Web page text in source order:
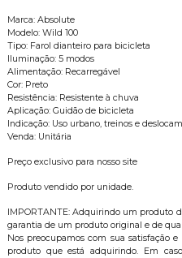
Marca: Absolute
Modelo: Wild 100
Tipo: Farol dianteiro para bicicleta
Iluminação: 5 modos
Alimentação: Recarregável
Cor: Preto
Resistência: Resistente à chuva
Aplicação: Guidão de bicicleta
Indicação: Uso urbano, treinos e
Venda: Unitária
Preço exclusivo para nosso site
Produto vendido por unidade.
IMPORTANTE: Adquirindo um produto
garantia de um produto original e de
Nos preocupamos com sua satisfação
produto que está adquirindo. Em